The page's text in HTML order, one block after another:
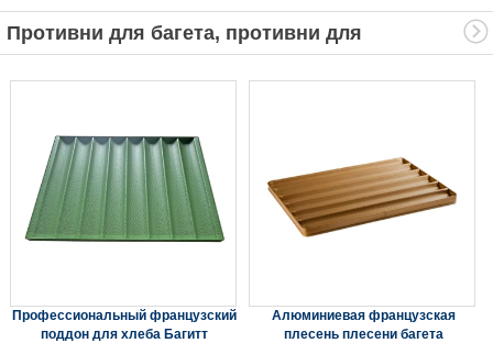
Противни для багета, противни для
французского хлеба
Профессиональный французский
поддон для хлеба Багитт
Алюминиевая французская
плесень плесени багета